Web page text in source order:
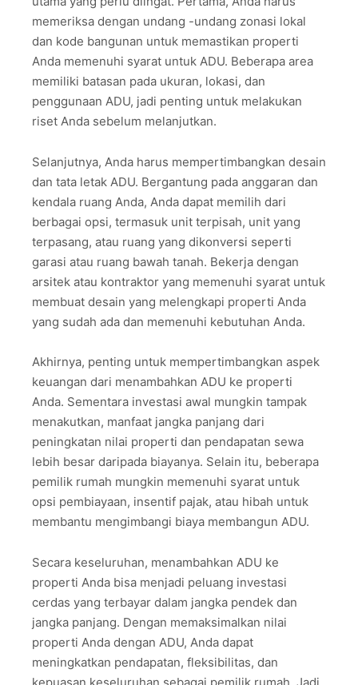
memeriksa dengan undang -undang zonasi lokal
dan kode bangunan untuk memastikan properti
Anda memenuhi syarat untuk ADU. Beberapa area
memiliki batasan pada ukuran, lokasi, dan
penggunaan ADU, jadi penting untuk melakukan
riset Anda sebelum melanjutkan.
Selanjutnya, Anda harus mempertimbangkan desain
dan tata letak ADU. Bergantung pada anggaran dan
kendala ruang Anda, Anda dapat memilih dari
berbagai opsi, termasuk unit terpisah, unit yang
terpasang, atau ruang yang dikonversi seperti
garasi atau ruang bawah tanah. Bekerja dengan
arsitek atau kontraktor yang memenuhi syarat untuk
membuat desain yang melengkapi properti Anda
yang sudah ada dan memenuhi kebutuhan Anda.
Akhirnya, penting untuk mempertimbangkan aspek
keuangan dari menambahkan ADU ke properti
Anda. Sementara investasi awal mungkin tampak
menakutkan, manfaat jangka panjang dari
peningkatan nilai properti dan pendapatan sewa
lebih besar daripada biayanya. Selain itu, beberapa
pemilik rumah mungkin memenuhi syarat untuk
opsi pembiayaan, insentif pajak, atau hibah untuk
membantu mengimbangi biaya membangun ADU.
Secara keseluruhan, menambahkan ADU ke
properti Anda bisa menjadi peluang investasi
cerdas yang terbayar dalam jangka pendek dan
jangka panjang. Dengan memaksimalkan nilai
properti Anda dengan ADU, Anda dapat
meningkatkan pendapatan, fleksibilitas, dan